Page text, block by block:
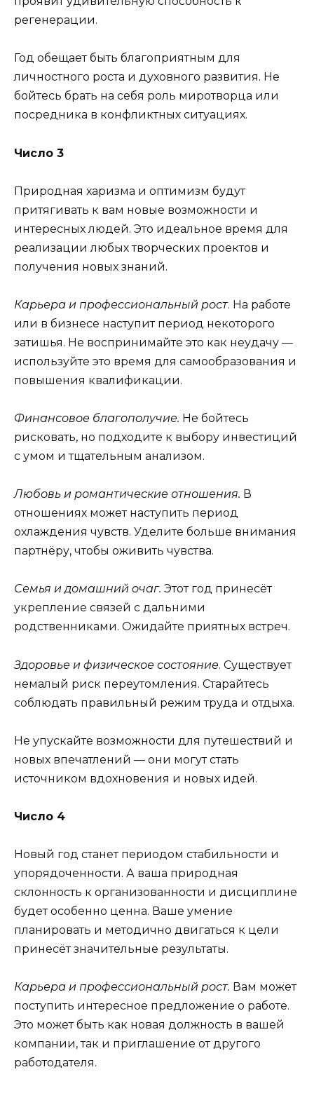
регенерации.
Год обещает быть благоприятным для
личностного роста и духовного развития. Не
бойтесь брать на себя роль миротворца или
посредника в конфликтных ситуациях.
Число 3
Природная харизма и оптимизм будут
притягивать к вам новые возможности и
интересных людей. Это идеальное время для
реализации любых творческих проектов и
получения новых знаний.
Карьера и профессиональный рост. На работе
или в бизнесе наступит период некоторого
затишья. Не воспринимайте это как неудачу —
используйте это время для самообразования и
повышения квалификации.
Финансовое благополучие. Не бойтесь
рисковать, но подходите к выбору инвестиций
с умом и тщательным анализом.
Любовь и романтические отношения. В
отношениях может наступить период
охлаждения чувств. Уделите больше внимания
партнёру, чтобы оживить чувства.
Семья и домашний очаг. Этот год принесёт
укрепление связей с дальними
родственниками. Ожидайте приятных встреч.
Здоровье и физическое состояние. Существует
немалый риск переутомления. Старайтесь
соблюдать правильный режим труда и отдыха.
Не упускайте возможности для путешествий и
новых впечатлений — они могут стать
источником вдохновения и новых идей.
Число 4
Новый год станет периодом стабильности и
упорядоченности. А ваша природная
склонность к организованности и дисциплине
будет особенно ценна. Ваше умение
планировать и методично двигаться к цели
принесёт значительные результаты.
Карьера и профессиональный рост. Вам может
поступить интересное предложение о работе.
Это может быть как новая должность в вашей
компании, так и приглашение от другого
работодателя.